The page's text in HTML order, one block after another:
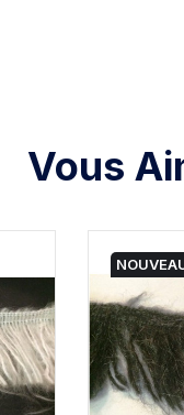
Vous